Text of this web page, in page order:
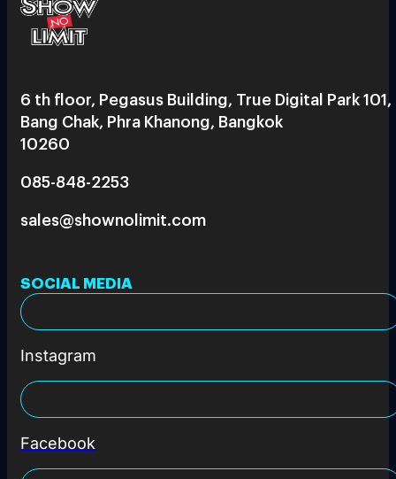
6 th floor, Pegasus Building, True Digital Park 101,
Bang Chak, Phra Khanong, Bangkok
10260
085-848-2253
sales@shownolimit.com
SOCIAL MEDIA
Instagram
Facebook